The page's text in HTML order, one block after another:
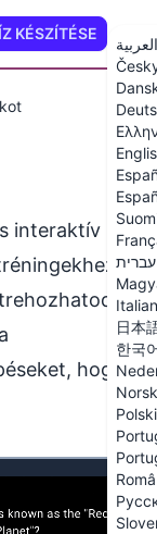
KÉSZÍTÉSE
العربية
עברית
日本
한국
Norsk
Polski
interaktív
A
hogy